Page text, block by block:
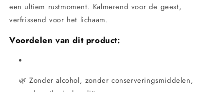
een ultiem rustmoment. Kalmerend voor de geest,
verfrissend voor het lichaam.
Voordelen van dit product:
🌿 Zonder alcohol, zonder conserveringsmiddelen,